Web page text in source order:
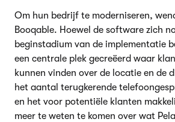
Om hun bedrijf te moderniseren,
Booqable. Hoewel de software zich
beginstadium van de implementatie
een centrale plek gecreëerd waar
kunnen vinden over de locatie en de
het aantal terugkerende
en het voor potentiële klanten
meer te weten te komen over wat